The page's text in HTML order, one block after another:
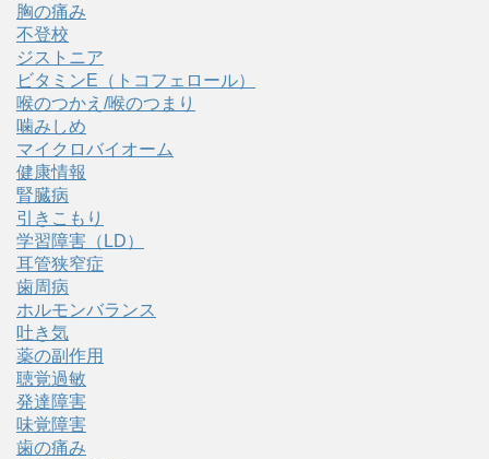
胸の痛み
不登校
ジストニア
ビタミンE（トコフェロール）
喉のつかえ/喉のつまり
噛みしめ
マイクロバイオーム
健康情報
腎臓病
引きこもり
学習障害（LD）
耳管狭窄症
歯周病
ホルモンバランス
吐き気
薬の副作用
聴覚過敏
発達障害
味覚障害
歯の痛み